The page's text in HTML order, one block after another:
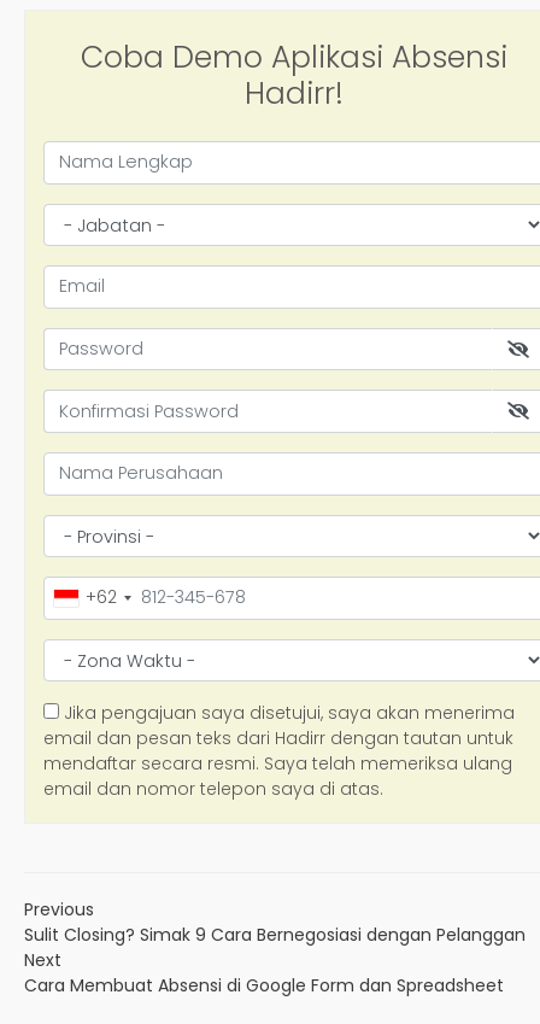
Previous
Sulit Closing? Simak 9 Cara Bernegosiasi dengan Pelanggan
Next
Cara Membuat Absensi di Google Form dan Spreadsheet